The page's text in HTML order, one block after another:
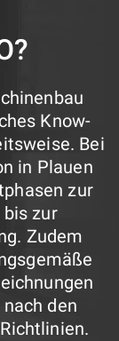
Know-
Bei
in Plauen
zur
zur
Zudem
den